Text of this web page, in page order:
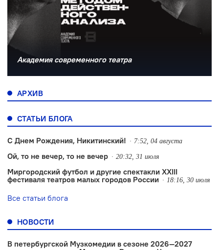
Академия современного театра
АРХИВ
СТАТЬИ БЛОГА
С Днем Рождения, Никитинский! 7:52, 04 августа
Ой, то не вечер, то не вечер 20:32, 31 июля
Миргородский футбол и другие спектакли XXIII
фестиваля театров малых городов России
18:16, 30 июля
Все статьи блога
НОВОСТИ
В петербургской Музкомедии в сезоне 2026—2027